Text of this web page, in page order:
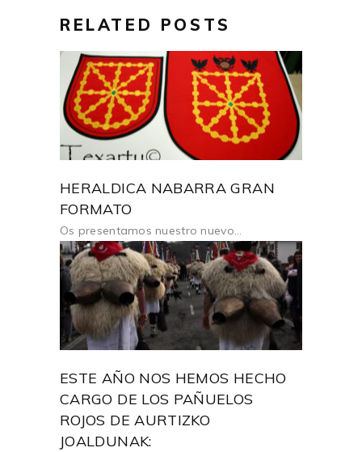
RELATED POSTS
HERALDICA NABARRA GRAN
FORMATO
Os presentamos nuestro nuevo...
ESTE AÑO NOS HEMOS HECHO
CARGO DE LOS PAÑUELOS
ROJOS DE AURTIZKO
JOALDUNAK: